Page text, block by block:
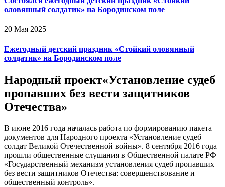
оловянный солдатик» на Бородинском поле
20 Мая 2025
Ежегодный детский праздник «Стойкий оловянный
солдатик» на Бородинском поле
Народный проект«Установление судеб
пропавших без вести защитников
Отечества»
В июне 2016 года началась работа по формированию пакета
документов для Народного проекта «Установление судеб
солдат Великой Отечественной войны». 8 сентября 2016 года
прошли общественные слушания в Общественной палате РФ
«Государственный механизм установления судеб пропавших
без вести защитников Отечества: совершенствование и
общественный контроль».